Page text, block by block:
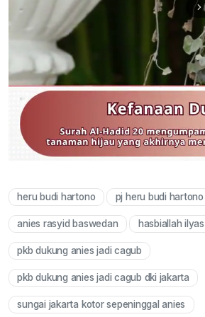
arrow_forward_ios
heru budi hartono pj heru budi hartono
anies rasyid baswedan hasbiallah ilyas
pkb dukung anies jadi cagub
pkb dukung anies jadi cagub dki jakarta
sungai jakarta kotor sepeninggal anies